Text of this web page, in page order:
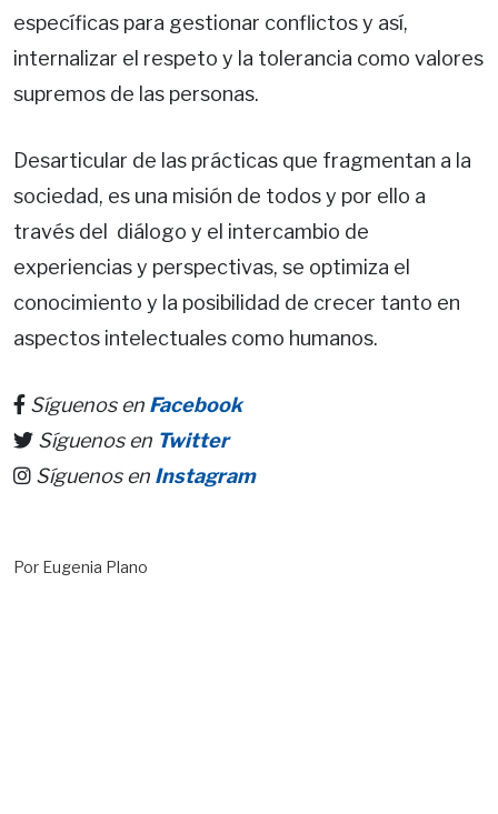
específicas para gestionar conflictos y así,
internalizar el respeto y la tolerancia como valores
supremos de las personas.
Desarticular de las prácticas que fragmentan a la
sociedad, es una misión de todos y por ello a
través del diálogo y el intercambio de
experiencias y perspectivas, se optimiza el
conocimiento y la posibilidad de crecer tanto en
aspectos intelectuales como humanos.
Síguenos en Facebook
Síguenos en Twitter
Síguenos en Instagram
Por Eugenia Plano